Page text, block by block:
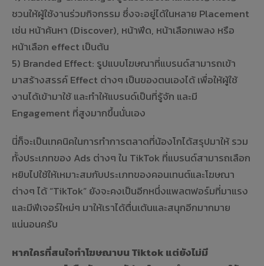
ชวนให้ผู้ใช้งานร่วมกิจกรรม ซึ่งจะอยู่ได้ในหลาย Placement
เช่น หน้าค้นหา (Discover), หน้าฟีด, หน้าเลือกเพลง หรือ
หน้าเลือก effect เป็นต้น
5) Branded Effect: รูปแบบโฆษณาที่แบรนด์สามารถเข้า
มาสร้างสรรค์ Effect ต่างๆ เป็นของตนเองได้ เพื่อให้ผู้ใช้
งานได้เข้ามาใช้ และทำให้แบรนด์เป็นที่รู้จัก และมี
Engagement ที่สูงมากขึ้นนั่นเอง
นี่ก็จะเป็นเทคนิคในการทำการตลาดที่น้องโกได้สรุปมาให้ รวม
ทั้งประเภทของ Ads ต่างๆ ใน TikTok ที่แบรนด์สามารถเลือก
หยิบไปใช้ให้เหมาะสมกับประเภทของคอนเทนต์และโฆษณา
ต่างๆ ได้ “TikTok” ยังจะคงเป็นอีกหนึ่งแพลตฟอร์มที่มาแรง
และมีฟีเจอร์ใหม่ๆ มาให้เราได้ตื่นเต้นและสนุกอีกมากมาย
แน่นอนครับ
หากใครที่สนใจทำโฆษณาบน Tiktok แต่ยังไม่มี